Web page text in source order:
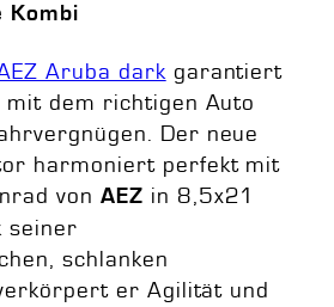
Kombi
Aruba darkgarantiert
mit dem richtigen Auto
Der neue
harmoniert perfekt mit
von AEZ in 8,5x21
seiner
schlanken
er Agilität und